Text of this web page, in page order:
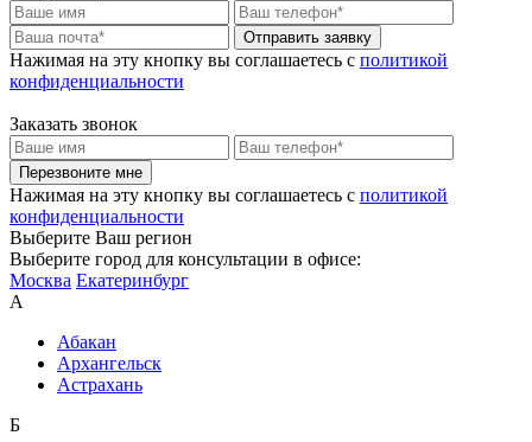
Отправить заявку
Нажимая на эту кнопку вы соглашаетесь c политикой
конфиденциальности
Заказать звонок
Перезвоните мне
Нажимая на эту кнопку вы соглашаетесь c политикой
конфиденциальности
Выберите Ваш регион
Выберите город для консультации в офисе:
Москва Екатеринбург
А
Абакан
Архангельск
Астрахань
Б